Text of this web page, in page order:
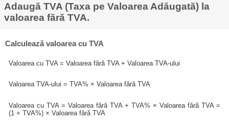
Adaugă TVA (Taxa pe Valoarea Adăugată) la
valoarea fără TVA.
Calculează valoarea cu TVA
Valoarea cu TVA = Valoarea fără TVA + Valoarea TVA-ului
Valoarea TVA-ului = TVA% × Valoarea fără TVA
Valoarea cu TVA = Valoarea fără TVA + TVA% × Valoarea fără TVA =
(1 + TVA%) × Valoarea fără TVA